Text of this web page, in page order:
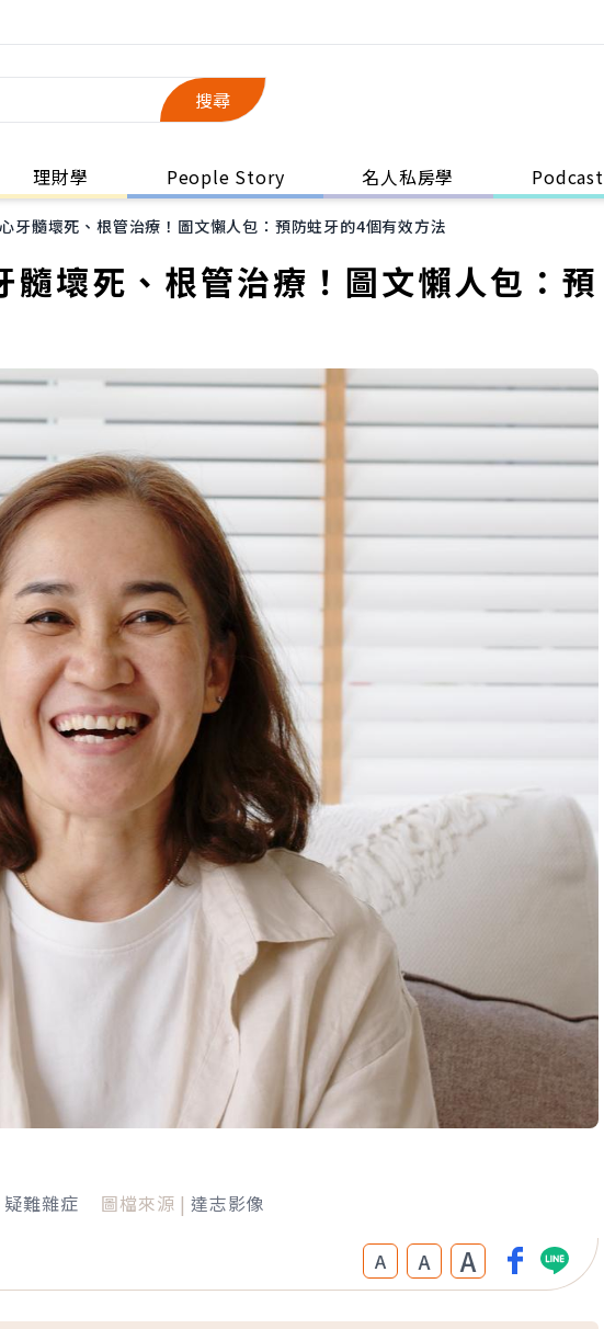
搜尋
理財學 People Story 名人私房學 Podcast
牙髓壞死、根管治療！圖文懶人包：預防蛀牙的4個有效方法
壞死、根管治療！圖文懶人包：預
疑難雜症 圖檔來源 | 達志影像
A A A